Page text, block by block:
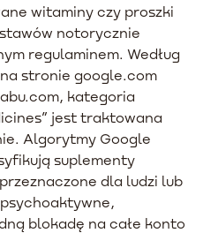
witaminy czy proszki
notorycznie
regulaminem. Według
stronie google.com
kategoria
jest traktowana
Algorytmy Google
suplementy
dla ludzi lub
blokadę na całe konto